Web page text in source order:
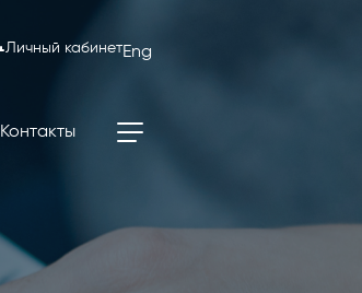
Личный кабинетEng
Контакты